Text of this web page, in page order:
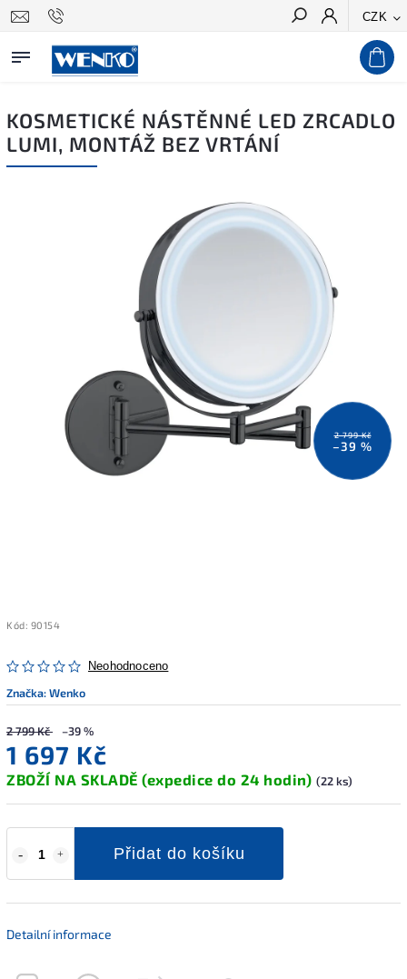
CZK
Hledat
KOSMETICKÉ NÁSTĚNNÉ LED ZRCADLO
LUMI, MONTÁŽ BEZ VRTÁNÍ
2 799 Kč
–39 %
Kód: 90154
Neohodnoceno
Značka:Wenko
2 799 Kč –39 %
1 697 Kč
ZBOŽÍ NA SKLADĚ (expedice do 24 hodin) (22 ks)
Přidat do košíku
Detailní informace